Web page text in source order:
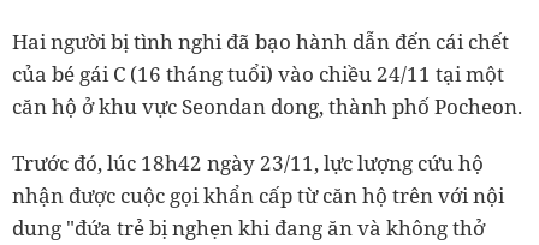
Hai người bị tình nghi đã bạo hành dẫn đến cái chết
của bé gái C (16 tháng tuổi) vào chiều 24/11 tại một
căn hộ ở khu vực Seondan dong, thành phố Pocheon.
Trước đó, lúc 18h42 ngày 23/11, lực lượng cứu hộ
nhận được cuộc gọi khẩn cấp từ căn hộ trên với nội
dung "đứa trẻ bị nghẹn khi đang ăn và không thở